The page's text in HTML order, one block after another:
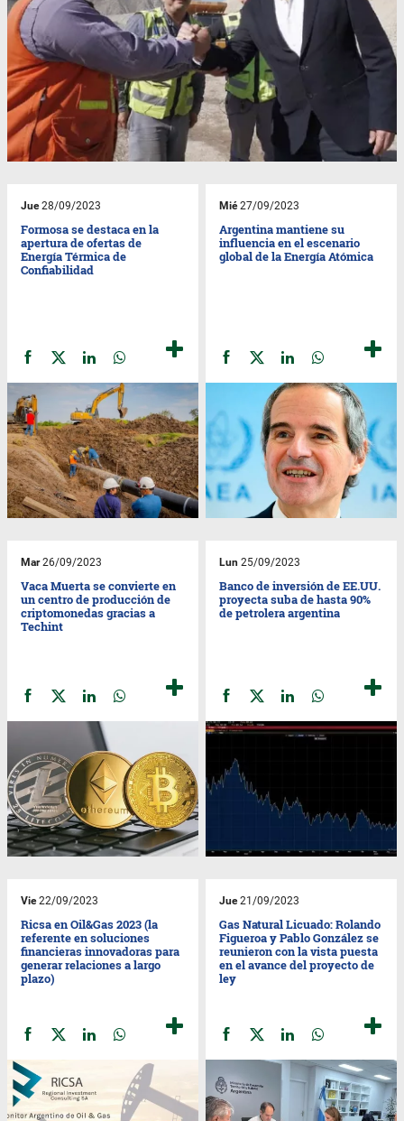
Jue28/09/2023
Formosa se destaca en la
apertura de ofertas de
Energía Térmica de
Confiabilidad
Mié27/09/2023
Argentina mantiene su
influencia en el escenario
global de la Energía Atómica
Mar26/09/2023
Vaca Muerta se convierte en
un centro de producción de
criptomonedas gracias a
Techint
Lun 25/09/2023
Banco de inversión de EE.UU.
proyecta suba de hasta 90%
de petrolera argentina
Vie22/09/2023
Ricsa en Oil&Gas 2023 (la
referente en soluciones
financieras innovadoras para
generar relaciones a largo
plazo)
Jue21/09/2023
Gas Natural Licuado: Rolando
Figueroa y Pablo González se
reunieron con la vista puesta
en el avance del proyecto de
ley